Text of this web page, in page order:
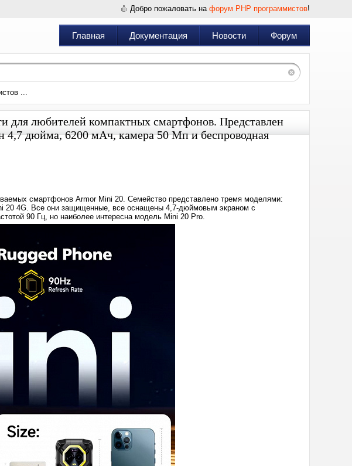
Добро пожаловать на форум PHP программистов!
Главная Документация Новости Форум
...
для любителей компактных смартфонов. Представлен
дюйма, 6200 мАч, камера 50 Мп и беспроводная
смартфонов Armor Mini 20. Семейство представлено тремя моделями:
20 4G. Все они защищенные, все оснащены 4,7-дюймовым экраном с
90 Гц, но наиболее интересна модель Mini 20 Pro.